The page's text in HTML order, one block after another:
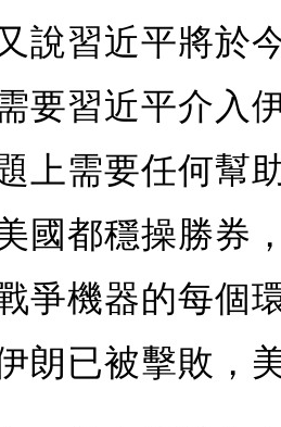
說習近平將於
要習近平介入
上需要任何幫
國都穩操勝券
爭機器的每個
朗已被擊敗，